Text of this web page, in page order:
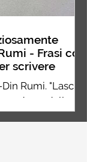
- Frasi con
scrivere
Rumi. "Lasciati
dalla